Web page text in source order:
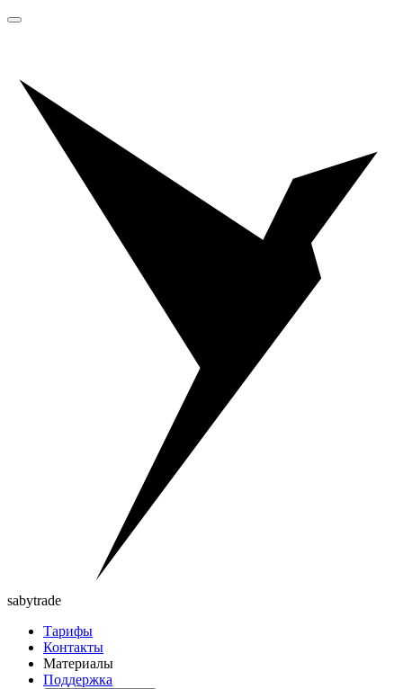
sabytrade
Тарифы
Контакты
Материалы
Поддержка